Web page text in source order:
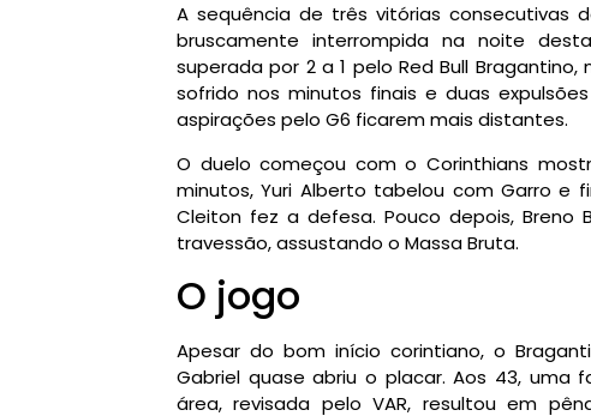
A sequência de três vitórias consecutivas
bruscamente interrompida na noite
superada por 2 a 1 pelo Red Bull
sofrido nos minutos finais e duas
aspirações pelo G6 ficarem mais distantes.
O duelo começou com o Corinthians
minutos, Yuri Alberto tabelou com Garro e
Cleiton fez a defesa. Pouco depois,
travessão, assustando o Massa Bruta.
O jogo
Apesar do bom início corintiano, o
Gabriel quase abriu o placar. Aos 43, uma
área, revisada pelo VAR, resultou em